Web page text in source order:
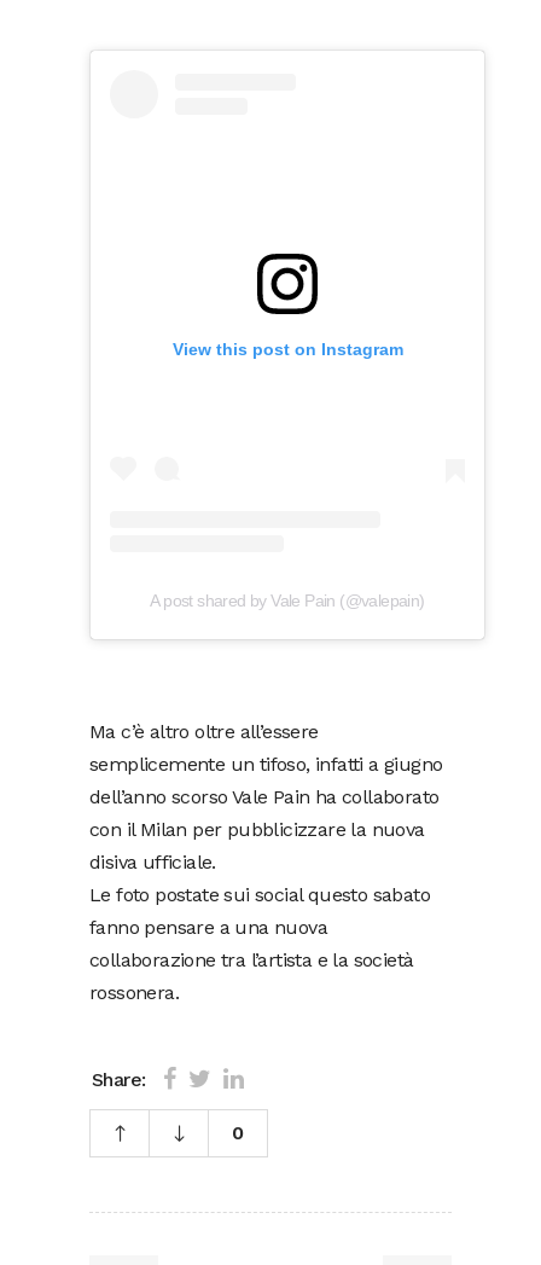
View this post on Instagram
A post shared by Vale Pain (@valepain)
Ma c’è altro oltre all’essere
semplicemente un tifoso, infatti a giugno
dell’anno scorso Vale Pain ha collaborato
con il Milan per pubblicizzare la nuova
disiva ufficiale.
Le foto postate sui social questo sabato
fanno pensare a una nuova
collaborazione tra l’artista e la società
rossonera.
Share:
0